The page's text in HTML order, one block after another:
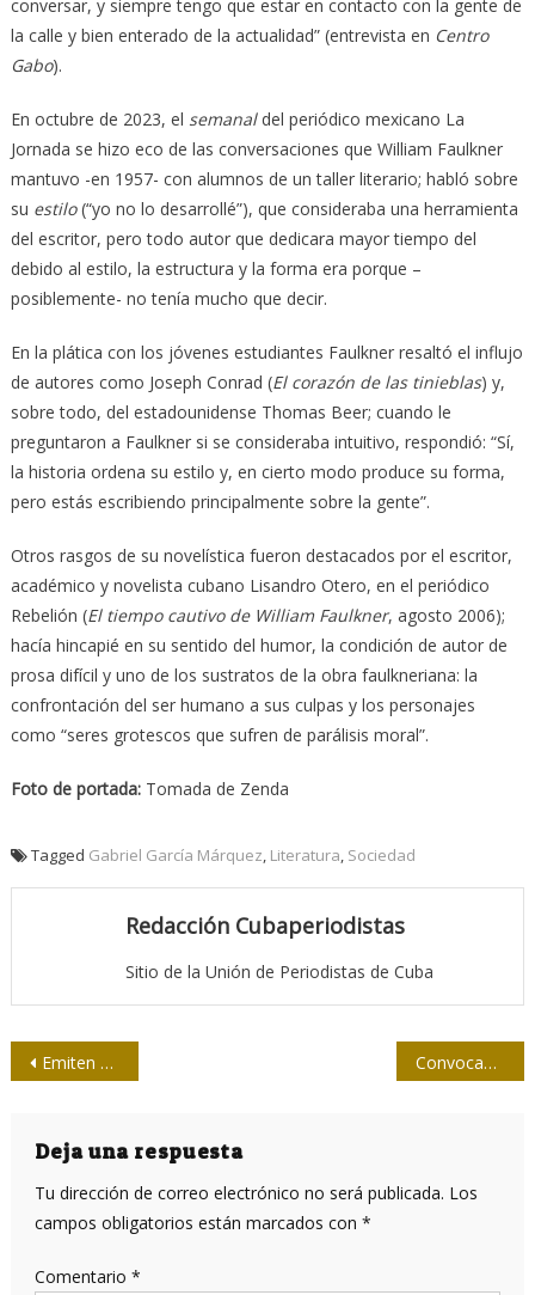
conversar, y siempre tengo que estar en contacto con la gente de
la calle y bien enterado de la actualidad” (entrevista en Centro
Gabo).
En octubre de 2023, el semanal del periódico mexicano La
Jornada se hizo eco de las conversaciones que William Faulkner
mantuvo -en 1957- con alumnos de un taller literario; habló sobre
su estilo(“yo no lo desarrollé”), que consideraba una herramienta
del escritor, pero todo autor que dedicara mayor tiempo del
debido al estilo, la estructura y la forma era porque –
posiblemente- no tenía mucho que decir.
En la plática con los jóvenes estudiantes Faulkner resaltó el influjo
de autores como Joseph Conrad (El corazón de las tinieblas) y,
sobre todo, del estadounidense Thomas Beer; cuando le
preguntaron a Faulkner si se consideraba intuitivo, respondió: “Sí,
la historia ordena su estilo y, en cierto modo produce su forma,
pero estás escribiendo principalmente sobre la gente”.
Otros rasgos de su novelística fueron destacados por el escritor,
académico y novelista cubano Lisandro Otero, en el periódico
Rebelión (El tiempo cautivo de William Faulkner, agosto 2006);
hacía hincapié en su sentido del humor, la condición de autor de
prosa difícil y uno de los sustratos de la obra faulkneriana: la
confrontación del ser humano a sus culpas y los personajes
como “seres grotescos que sufren de parálisis moral”.
Foto de portada:Tomada de Zenda
Tagged Gabriel García Márquez Literatura Sociedad
Redacción Cubaperiodistas
Sitio de la Unión de Periodistas de Cuba
Navegación
entradas
Emiten un fallo histórico contra Google que podría cambiar el mercado Convocan al IX Salón Nacional de Humor Juvenil “El Loquito”
Deja una respuesta
Tu dirección de correo electrónico no será publicada. Los
campos obligatorios están marcados con *
Comentario *